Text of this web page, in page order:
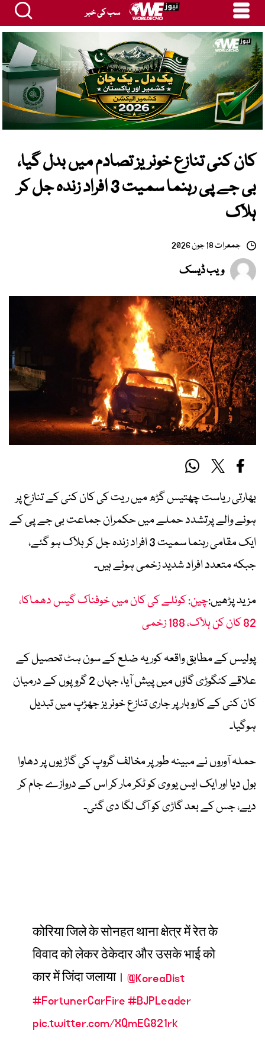
سب کی خبر
کان کنی تنازع خونریز تصادم میں بدل گیا،
بی جے پی رہنما سمیت 3 افراد زندہ جل کر
ہلاک
جمعرات 18 جون 2026
ویب ڈیسک
بھارتی ریاست چھتیس گڑھ میں ریت کی کان کنی کے تنازع پر
ہونے والے پرتشدد حملے میں حکمران جماعت بی جے پی کے
ایک مقامی رہنما سمیت 3 افراد زندہ جل کر ہلاک ہو گئے،
جبکہ متعدد افراد شدید زخمی ہوئے ہیں۔
مزید پڑھیں:چین: کوئلے کی کان میں خوفناک گیس دھماکا،
82 کان کن ہلاک، 188 زخمی
پولیس کے مطابق واقعہ کوریہ ضلع کے سون ہٹ تحصیل کے
علاقے کٹگوڑی گاؤں میں پیش آیا، جہاں 2 گروپوں کے درمیان
کان کنی کے کاروبار پر جاری تنازع خونریز جھڑپ میں تبدیل
ہوگیا۔
حملہ آوروں نے مبینہ طور پر مخالف گروپ کی گاڑیوں پر دھاوا
بول دیا اور ایک ایس یو وی کو ٹکر مار کر اس کے دروازے جام کر
دیے، جس کے بعد گاڑی کو آگ لگا دی گئی۔
कोरिया जिले के सोनहत थाना क्षेत्र में रेत के
विवाद को लेकर ठेकेदार और उसके भाई को
कार में जिंदा जलाया। @KoreaDist
#FortunerCarFire#BJPLeader
pic.twitter.com/XQmEG821rk